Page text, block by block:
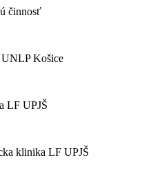
činnosť
Košice
LF UPJŠ
klinika LF UPJŠ